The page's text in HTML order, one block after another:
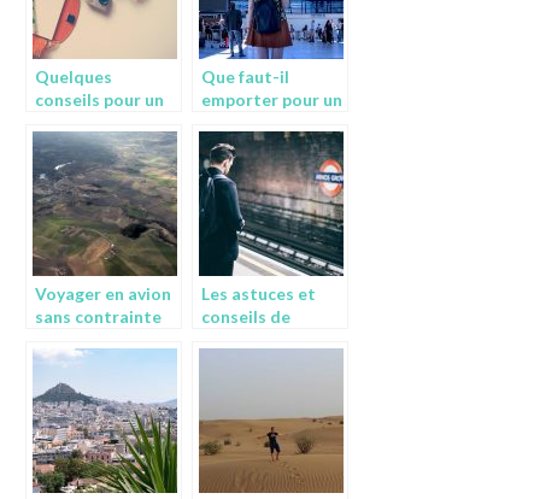
Quelques
conseils pour un
en avion
Que faut-il
emporter pour un
semaine?
Voyager en avion
sans contrainte
Les astuces et
conseils de